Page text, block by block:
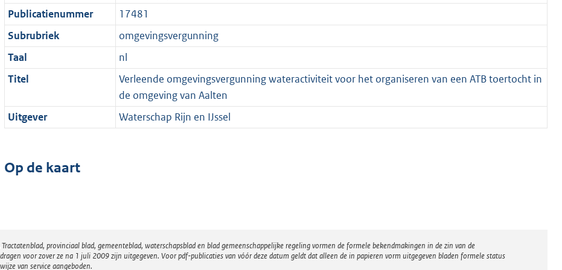
Publicatienummer
17481
Subrubriek
omgevingsvergunning
Taal
nl
Titel
Verleende omgevingsvergunning wateractiviteit voor het organiseren van een ATB toertocht in
de omgeving van Aalten
Uitgever
Waterschap Rijn en IJssel
Op de kaart
provinciaal blad, gemeenteblad, waterschapsblad en blad gemeenschappelijke regeling vormen de formele bekendmakingen in de zin van de
voor zover ze na 1 juli 2009 zijn uitgegeven. Voor pdf-publicaties van vóór deze datum geldt dat alleen de in papieren vorm uitgegeven bladen formele status
van service aangeboden.